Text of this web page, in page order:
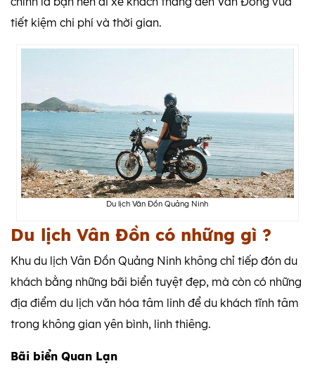
tiết kiệm chi phí và thời gian.
Du lịch Vân Đồn Quảng Ninh
Du lịch Vân Đồn có những gì ?
Khu du lịch Vân Đồn Quảng Ninh không chỉ tiếp đón du
khách bằng những bãi biển tuyệt đẹp, mà còn có những
địa điểm du lịch văn hóa tâm linh để du khách tĩnh tâm
trong không gian yên bình, linh thiêng.
Bãi biển Quan Lạn